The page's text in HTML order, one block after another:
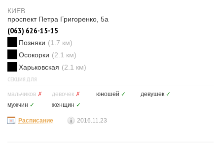
КИЕВ
проспект Петра Григоренко, 5а
(063) 626-15-15
Позняки (1.7 км)
Осокорки (2.1 км)
Харьковская (2.1 км)
СЕКЦИЯ ДЛЯ
мальчиков ✗ девочек ✗ юношей ✓ девушек ✓
мужчин ✓ женщин ✓
Расписание 2016.11.23